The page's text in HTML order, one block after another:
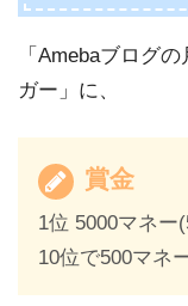
「Amebaブログ
ガー」に、
賞金
1位 5000マネー
10位で500マネ